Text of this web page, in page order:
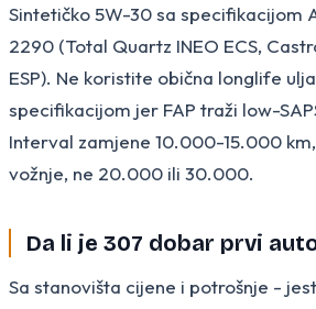
Sintetičko 5W-30 sa specifikacijom
2290 (Total Quartz INEO ECS,
ESP). Ne koristite obična longlife
specifikacijom jer FAP traži low-
Interval zamjene 10.000-15.000
vožnje, ne 20.000 ili 30.000.
Da li je 307 dobar prvi
Sa stanovišta cijene i potrošnje -